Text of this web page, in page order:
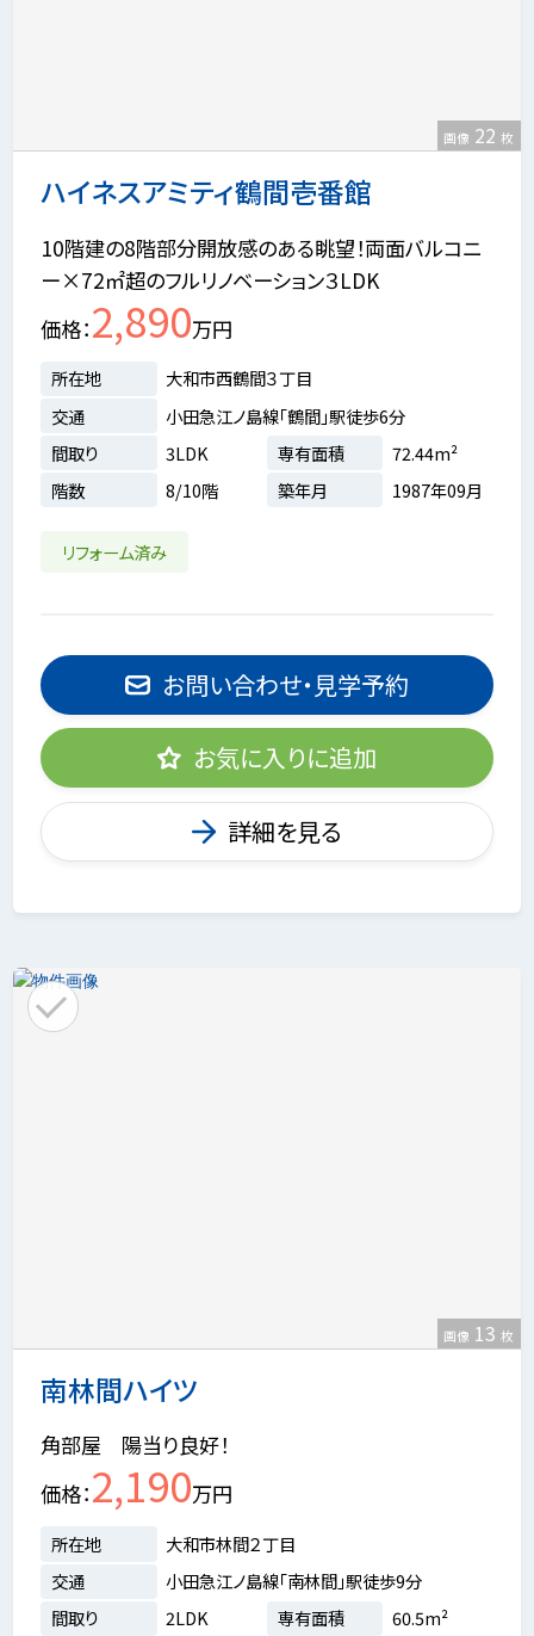
ハイネスアミティ鶴間壱番館
画像 22 枚
10階建の8階部分開放感のある眺望！両面バルコニ
ー×72㎡超のフルリノベーション３LDK
価格 2,890万円
所在地
大和市西鶴間３丁目
交通
小田急江ノ島線「鶴間」駅徒歩6分
間取り
3LDK 専有面積
72.44m²
階数
8/10階 築年月 1987年09月
リフォーム済み
お問い合わせ・見学予約
お気に入りに追加
詳細を見る
南林間ハイツ
画像 13 枚
角部屋 陽当り良好！
価格 2,190万円
所在地
大和市林間２丁目
交通
小田急江ノ島線「南林間」駅徒歩9分
間取り
2LDK 専有面積
60.5m²